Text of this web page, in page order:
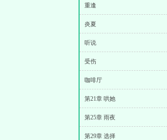
重逢
炎夏
听说
受伤
咖啡厅
第21章 哄她
第25章 雨夜
第29章 选择